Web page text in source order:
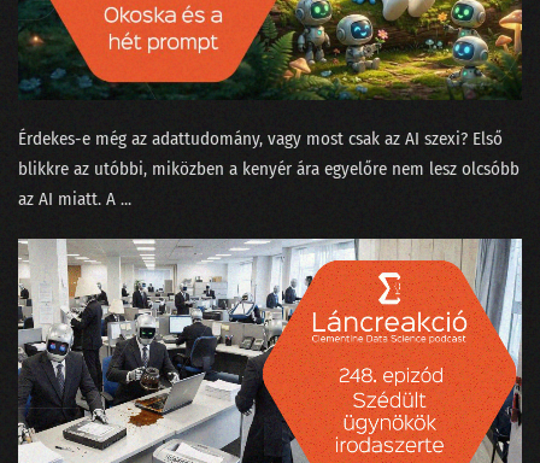
079 - Az MI háborúba ment
078 - Üzenet a liftből
077 - Természettudományt a magaskultúrába?
075 - A MI királyunk nem olyan!
074 - Lesz-e vihar a meteorológiában?
073 - Meddig lesz még a focilabda gömbölyű?
072 - Gloria in Excel
071 - Ada Lovelace, az első programozó nő
070 - Történetmesélés adatvizualizációval
Érdekes-e még az adattudomány, vagy most csak az AI szexi? Első
blikkre az utóbbi, miközben a kenyér ára egyelőre nem lesz olcsóbb
az AI miatt. A ...